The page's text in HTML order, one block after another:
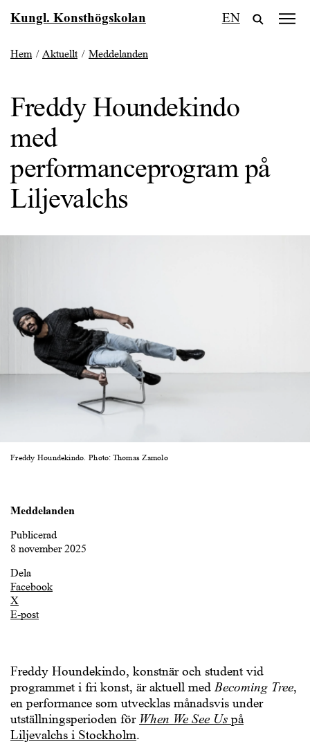
tillKungl. Konsthögskolan EN
Hem/Aktuellt/ Meddelanden
Freddy Houndekindo
med
performanceprogram på
Liljevalchs
Freddy Houndekindo. Photo: Thomas Zamolo
Meddelanden
Publicerad
8 november 2025
Dela
Facebook
X
E-post
Freddy Houndekindo, konstnär och student vid
programmet i fri konst, är aktuell medBecoming Tree,
en performance som utvecklas månadsvis under
utställningsperioden för When We See Us på
Liljevalchs i Stockholm.